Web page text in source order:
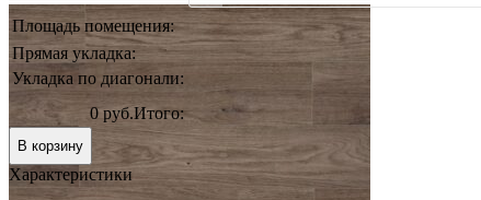
Площадь помещения:
Прямая укладка:
Укладка по диагонали:
Итого:
0 руб.
В корзину
Характеристики